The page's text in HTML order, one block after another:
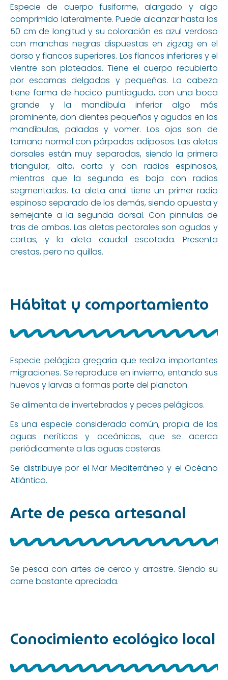
Especie de cuerpo fusiforme, alargado y algo
comprimido lateralmente. Puede alcanzar hasta los
50 cm de longitud y su coloración es azul verdoso
con manchas negras dispuestas en zigzag en el
dorso y flancos superiores. Los flancos inferiores y el
vientre son plateados. Tiene el cuerpo recubierto
por escamas delgadas y pequeñas. La cabeza
tiene forma de hocico puntiagudo, con una boca
grande y la mandíbula inferior algo más
prominente, don dientes pequeños y agudos en las
mandíbulas, paladas y vomer. Los ojos son de
tamaño normal con párpados adiposos. Las aletas
dorsales están muy separadas, siendo la primera
triangular, alta, corta y con radios espinosos,
mientras que la segunda es baja con radios
segmentados. La aleta anal tiene un primer radio
espinoso separado de los demás, siendo opuesta y
semejante a la segunda dorsal. Con pinnulas de
tras de ambas. Las aletas pectorales son agudas y
cortas, y la aleta caudal escotada. Presenta
crestas, pero no quillas.
Hábitat y comportamiento
Especie pelágica gregaria que realiza importantes
migraciones. Se reproduce en invierno, entando sus
huevos y larvas a formas parte del plancton.
Se alimenta de invertebrados y peces pelágicos.
Es una especie considerada común, propia de las
aguas neríticas y oceánicas, que se acerca
periódicamente a las aguas costeras.
Se distribuye por el Mar Mediterráneo y el Océano
Atlántico.
Arte de pesca artesanal
Se pesca con artes de cerco y arrastre. Siendo su
carne bastante apreciada.
Conocimiento ecológico local